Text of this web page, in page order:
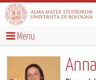
Menu